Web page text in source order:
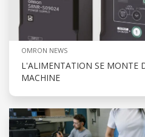
OMRON NEWS
L'ALIMENTATION SE MONTE
MACHINE